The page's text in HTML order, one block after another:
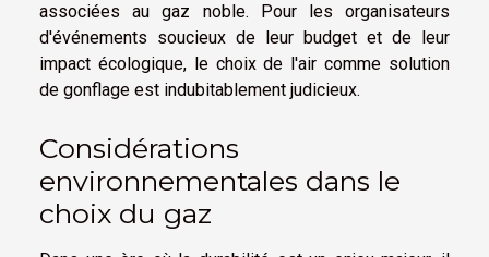
associées au gaz noble. Pour les organisateurs
d'événements soucieux de leur budget et de leur
impact écologique, le choix de l'air comme solution
de gonflage est indubitablement judicieux.
Considérations
environnementales dans le
choix du gaz